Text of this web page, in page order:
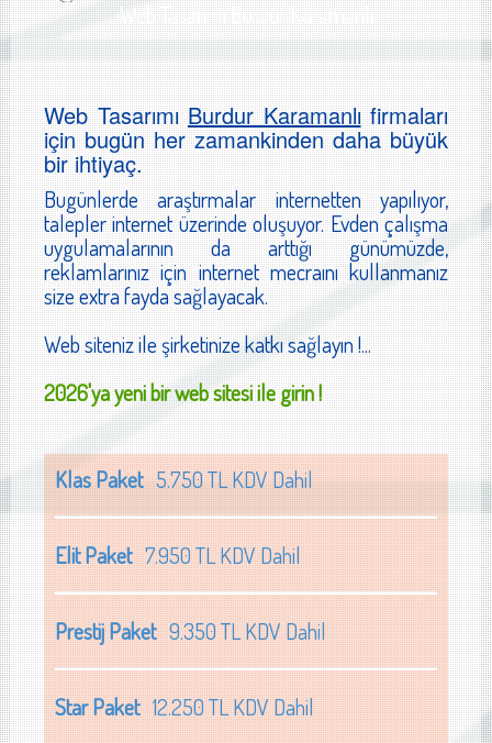
Web Tasarımı Burdur Karamanlı
Web TasarımıBurdur Karamanlıfirmaları
için bugün her zamankinden daha büyük
bir ihtiyaç.
Bugünlerde araştırmalar internetten yapılıyor,
talepler internet üzerinde oluşuyor. Evden çalışma
uygulamalarının da arttığı günümüzde,
reklamlarınız için internet mecraını kullanmanız
size extra fayda sağlayacak.
Web siteniz ile şirketinize katkı sağlayın !...
2026'ya yeni bir web sitesi ile girin !
Klas Paket5.750 TL KDV Dahil
Elit Paket7.950 TL KDV Dahil
Prestij Paket9.350 TL KDV Dahil
Star Paket12.250 TL KDV Dahil